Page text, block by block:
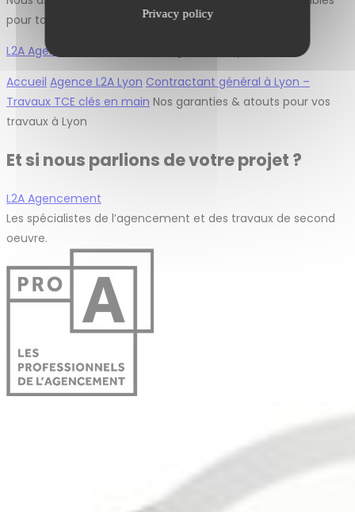
Privacy policy
pour tout ajustement ou SAV.
L2A Agencement contractant général à Lyon
Accueil Agence L2A Lyon Contractant général à Lyon –
Travaux TCE clés en main Nos garanties & atouts pour vos
travaux à Lyon
Et si nous parlions de votre projet ?
L2A Agencement
Les spécialistes de l’agencement et des travaux de second
oeuvre.